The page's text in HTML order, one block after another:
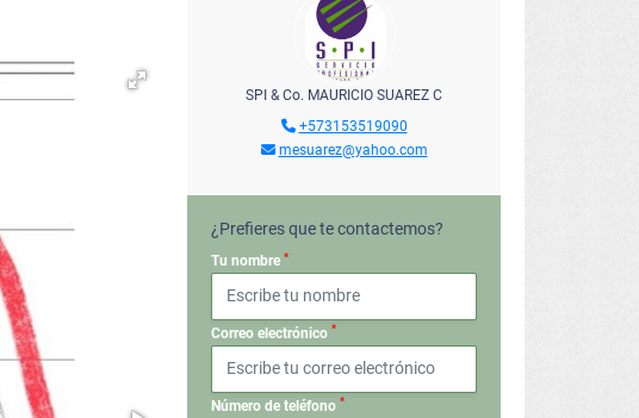
SPI & Co. MAURICIO SUAREZ C
+573153519090
mesuarez@yahoo.com
¿Prefieres que te contactemos?
Tu nombre *
Correo electrónico *
Número de teléfono *